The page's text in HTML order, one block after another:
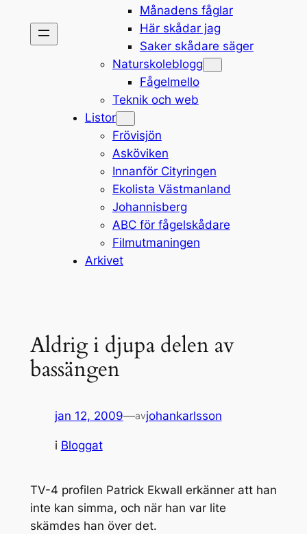
Månadens fåglar
Här skådar jag
Saker skådare säger
Naturskoleblogg
Fågelmello
Teknik och web
Listor
Frövisjön
Asköviken
Innanför Cityringen
Ekolista Västmanland
Johannisberg
ABC för fågelskådare
Filmutmaningen
Arkivet
Aldrig i djupa delen av
bassängen
jan 12, 2009—avjohankarlsson
i Bloggat
TV-4 profilen Patrick Ekwall erkänner att han
inte kan simma, och när han var lite
skämdes han över det.